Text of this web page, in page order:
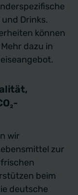
Drinks.
können
dazu in
wir
zur
beim
deutsche